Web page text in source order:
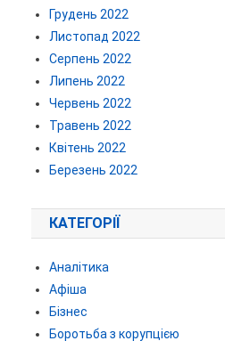
Грудень 2022
Листопад 2022
Серпень 2022
Липень 2022
Червень 2022
Травень 2022
Квітень 2022
Березень 2022
КАТЕГОРІЇ
Аналітика
Афіша
Бізнес
Боротьба з корупцією